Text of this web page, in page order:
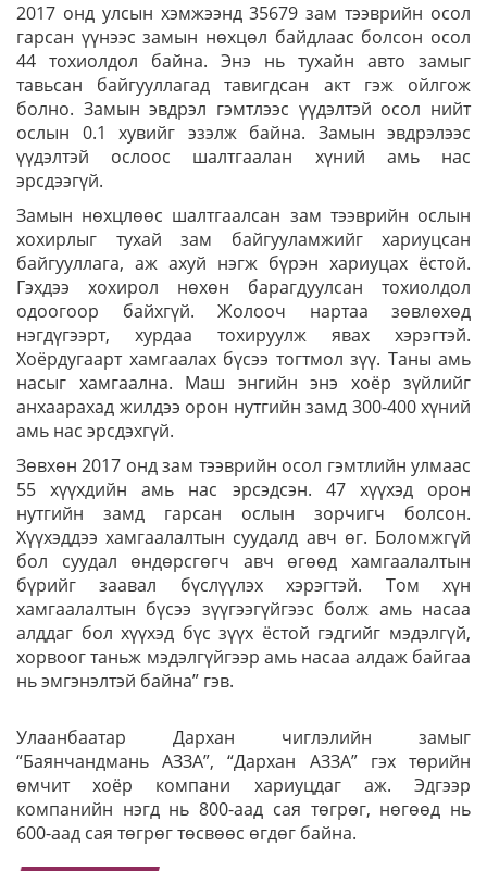
2017 онд улсын хэмжээнд 35679 зам тээврийн осол
гарсан үүнээс замын нөхцөл байдлаас болсон осол
44 тохиолдол байна. Энэ нь тухайн авто замыг
тавьсан байгууллагад тавигдсан акт гэж ойлгож
болно. Замын эвдрэл гэмтлээс үүдэлтэй осол нийт
ослын 0.1 хувийг эзэлж байна. Замын эвдрэлээс
үүдэлтэй ослоос шалтгаалан хүний амь нас
эрсдээгүй.
Замын нөхцлөөс шалтгаалсан зам тээврийн ослын
хохирлыг тухай зам байгууламжийг хариуцсан
байгууллага, аж ахуй нэгж бүрэн хариуцах ёстой.
Гэхдээ хохирол нөхөн барагдуулсан тохиолдол
одоогоор байхгүй. Жолооч нартаа зөвлөхөд
нэгдүгээрт, хурдаа тохируулж явах хэрэгтэй.
Хоёрдугаарт хамгаалах бүсээ тогтмол зүү. Таны амь
насыг хамгаална. Маш энгийн энэ хоёр зүйлийг
анхаарахад жилдээ орон нутгийн замд 300-400 хүний
амь нас эрсдэхгүй.
Зөвхөн 2017 онд зам тээврийн осол гэмтлийн улмаас
55 хүүхдийн амь нас эрсэдсэн. 47 хүүхэд орон
нутгийн замд гарсан ослын зорчигч болсон.
Хүүхэддээ хамгаалалтын суудалд авч өг. Боломжгүй
бол суудал өндөрсгөгч авч өгөөд хамгаалалтын
бүрийг заавал бүслүүлэх хэрэгтэй. Том хүн
хамгаалалтын бүсээ зүүгээгүйгээс болж амь насаа
алддаг бол хүүхэд бүс зүүх ёстой гэдгийг мэдэлгүй,
хорвоог таньж мэдэлгүйгээр амь насаа алдаж байгаа
нь эмгэнэлтэй байна” гэв.
Улаанбаатар Дархан чиглэлийн замыг
“Баянчандмань АЗЗА”, “Дархан АЗЗА” гэх төрийн
өмчит хоёр компани хариуцдаг аж. Эдгээр
компанийн нэгд нь 800-аад сая төгрөг, нөгөөд нь
600-аад сая төгрөг төсвөөс өгдөг байна.